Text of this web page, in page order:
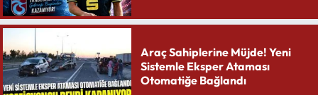
Araç Sahiplerine Müjde! Yeni
Sistemle Eksper Ataması
Otomatiğe Bağlandı